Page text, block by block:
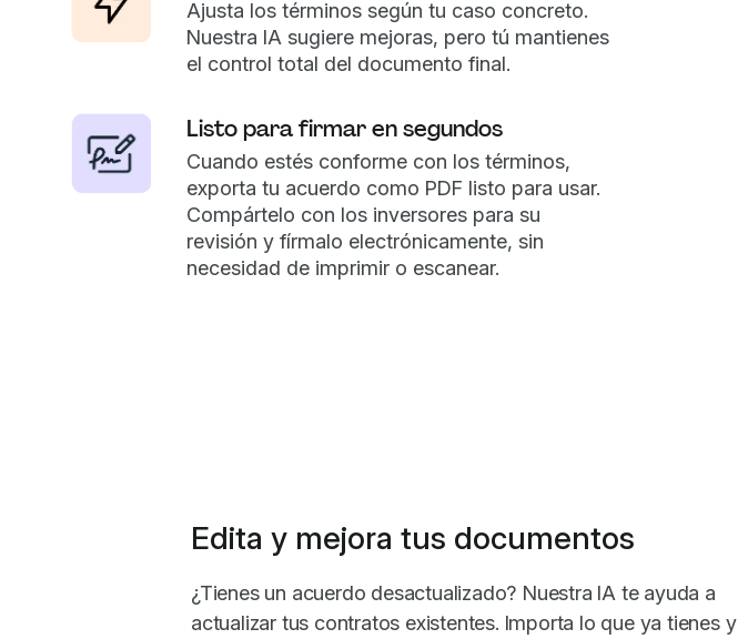
Ajusta los términos según tu caso concreto.
Nuestra IA sugiere mejoras, pero tú mantienes
el control total del documento final.
Listo para firmar en segundos
Cuando estés conforme con los términos,
exporta tu acuerdo como PDF listo para usar.
Compártelo con los inversores para su
revisión y fírmalo electrónicamente, sin
necesidad de imprimir o escanear.
Edita y mejora tus documentos
¿Tienes un acuerdo desactualizado? Nuestra IA te ayuda a
actualizar tus contratos existentes. Importa lo que ya tienes y